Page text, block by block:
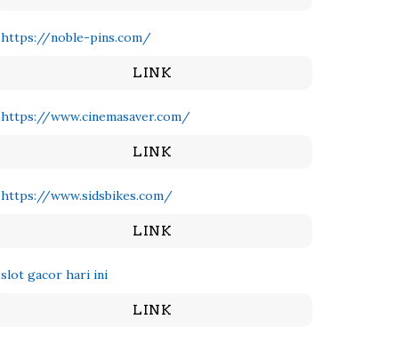
https://noble-pins.com/
LINK
https://www.cinemasaver.com/
LINK
https://www.sidsbikes.com/
LINK
slot gacor hari ini
LINK